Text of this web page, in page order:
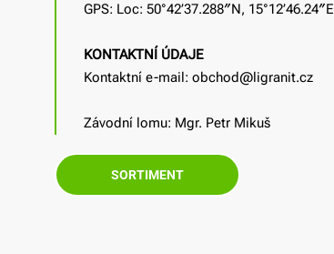
GPS: Loc: 50°42’37.288″N, 15°12’46.24″E
KONTAKTNÍ ÚDAJE
Kontaktní e-mail: obchod@ligranit.cz
Závodní lomu: Mgr. Petr Mikuš
SORTIMENT